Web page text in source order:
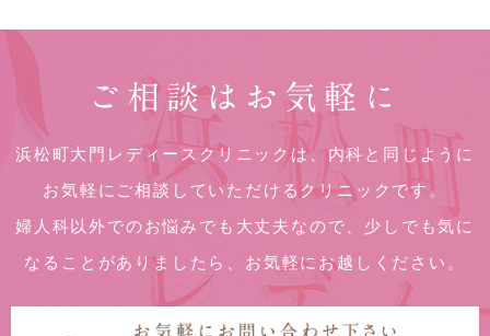
ご相談はお気軽に
浜松町大門レディースクリニックは、内科と同じように
お気軽にご相談していただけるクリニックです。
婦人科以外でのお悩みでも大丈夫なので、少しでも気に
なることがありましたら、お気軽にお越しください。